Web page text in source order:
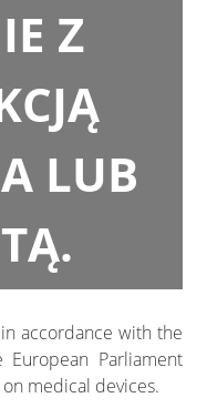
Z
LUB
accordance with the
Parliament
medical devices.